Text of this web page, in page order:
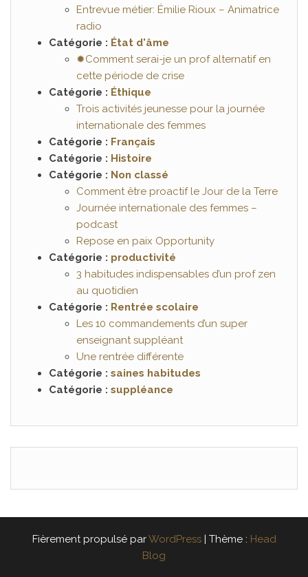
Entrevue métier: Émilie Rioux – Animatrice
radio
Catégorie : État d'âme
✹Comment serai-je un prof alternatif en
cette période de crise
Catégorie : Éthique
Trois activités jeunesse pour la journée
internationale des femmes
Catégorie : Français
Catégorie : Histoire
Catégorie : Non classé
Comment être proactif le Jour de la Terre
Journée internationale des femmes –
podcast
Repose en paix Opportunity
Catégorie : productivité
3 habitudes indispensables d’un prof zen
au quotidien
Catégorie : Rentrée scolaire
Les 10 commandements d’un super
enseignant suppléant
Une rentrée différente
Catégorie : saines habitudes
Catégorie : suppléance
Fièrement propulsé parWordPress | Thème : Head
Blog